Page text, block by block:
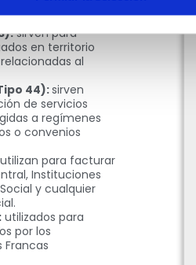
adquieran bienes
sirven para
en territorio
al
44):sirven
de servicios
a regímenes
o convenios
para facturar
Instituciones
y cualquier
utilizados para
por los
Francas